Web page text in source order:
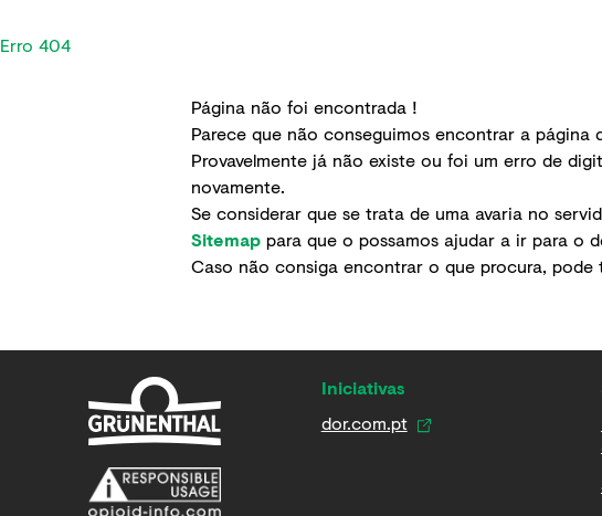
Erro 404
Página não foi encontrada !
Parece que não conseguimos encontrar a
Provavelmente já não existe ou foi um erro de
novamente.
Se considerar que se trata de uma avaria no
Sitemap para que o possamos ajudar a ir para o
Caso não consiga encontrar o que procura, pode
Iniciativas
dor.com.pt